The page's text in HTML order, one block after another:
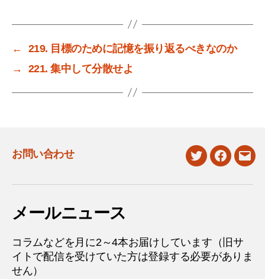
←
219. 目標のために記憶を振り返るべきなのか
→
221. 集中して分散せよ
お問い合わせ
twitterfacebook
メールニュース
コラムなどを月に2～4本お届けしています（旧サ
イトで配信を受けていた方は登録する必要がありま
せん）